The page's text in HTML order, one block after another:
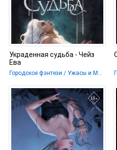
Украденная судьба - Чейз
Ева
Городское фэнтези / Ужасы и Мистика / Иностранное фэнтези